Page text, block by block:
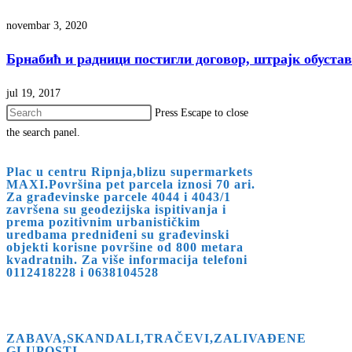
novembar 3, 2020
Брнабић и радници постигли договор, штрајк
jul 19, 2017
Press Escape to close
the search panel.
Plac u centru Ripnja,blizu supermarkets
MAXI.Površina pet parcela iznosi 70 ari.
Za građevinske parcele 4044 i 4043/1
završena su geodezijska ispitivanja i
prema pozitivnim urbanističkim
uredbama predniđeni su građevinski
objekti korisne površine od 800 metara
kvadratnih. Za više informacija telefoni
0112418228 i 0638104528
ZABAVA,SKANDALI,TRAČEVI,ZALIVAĐENE